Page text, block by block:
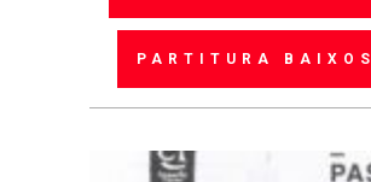
PARTITURA BAIXOS